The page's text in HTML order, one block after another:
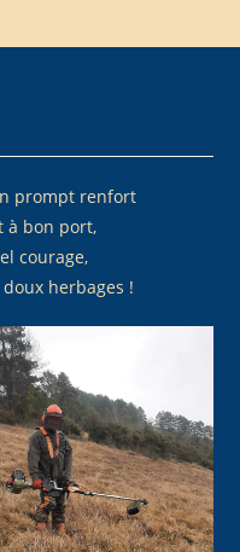
prompt renfort
à bon port,
courage,
herbages !